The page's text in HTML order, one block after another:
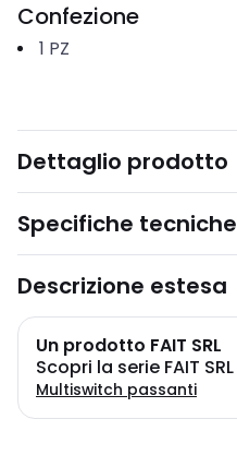
Confezione
1 PZ
Dettaglio prodotto
Specifiche tecniche
Descrizione estesa
Un prodotto FAIT SRL
Scopri la serie FAIT SRL
Multiswitch passanti